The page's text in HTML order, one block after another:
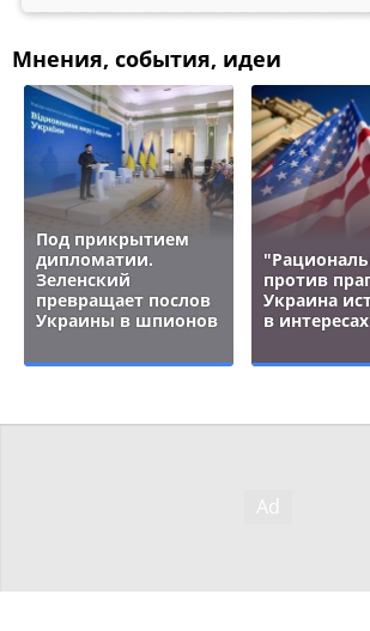
Мнения, события, идеи
Под прикрытием
дипломатии.
Зеленский
превращает послов
Украины в шпионов
против
Украина
в